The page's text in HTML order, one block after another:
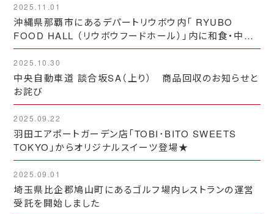
2025.11.01
沖縄県那覇市にあるデパートリウボウ内「 RYUBO
FOOD HALL （リウボウフードホール）」内に和食・中華
店をオープンしました☆
2025.10.30
中央自動車道 談合坂SA（上り） 商品回収のお知らせと
お詫び
2025.09.22
羽田エアポートガーデン店「TOBI･BITO SWEETS
TOKYO」からオリジナルスイーツ登場★
2025.09.01
埼玉県比企郡鳩山町にあるゴルフ場内レストランの運営
受託を開始しました